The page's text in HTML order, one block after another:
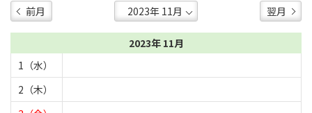
前月 翌月
2023年 11月
1（水）
2（木）